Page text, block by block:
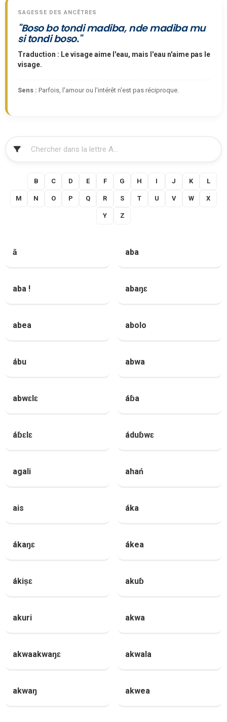
SAGESSE DES ANCÊTRES
"Boso bo tondi madiba, nde madiba mu
si tondi boso."
Traduction : Le visage aime l'eau, mais l'eau n'aime pas le
visage.
Sens : Parfois, l'amour ou l'intérêt n'est pas réciproque.
B C D E F G H I J K L
M N O P Q R S T U V W X
Y Z
ā aba
aba ! abaŋɛ
abea abolo
ábu abwa
abwɛlɛ áɓa
áɓɛlɛ áduɓwɛ
agali ahań
ais áka
ákaŋɛ ákea
ákiṣɛ akuɓ
akuri akwa
akwaakwaŋɛ akwala
akwaŋ akwea